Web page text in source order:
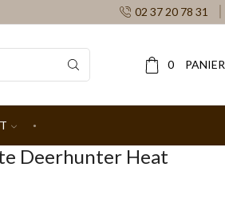
02 37 20 78 31
0 PANIER
Deerhunter Heat